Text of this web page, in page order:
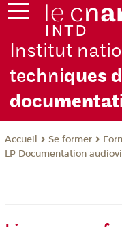
Institut
techniques
docu
Accueil Se former
LP Documentation